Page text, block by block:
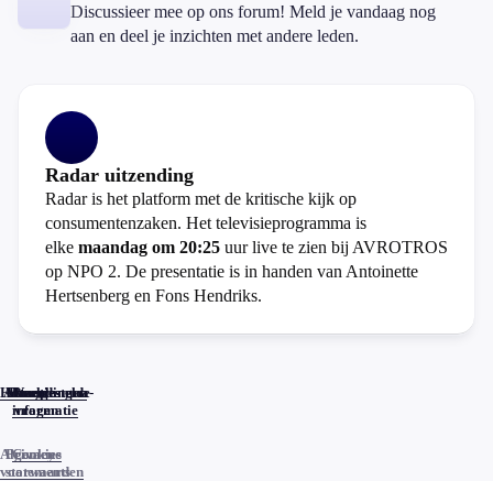
Discussieer mee op ons forum! Meld je vandaag nog
aan en deel je inzichten met andere leden.
Radar uitzending
Radar is het platform met de kritische kijk op
consumentenzaken. Het televisieprogramma is
elke maandag om 20:25 uur live te zien bij AVROTROS
op NPO 2. De presentatie is in handen van Antoinette
Hertsenberg en Fons Hendriks.
Home
Actueel
Uitzendingen
Reacties
Programma-
informatie
Veelgestelde
vragen
Algemene
voorwaarden
Privacy
statements
Cookies